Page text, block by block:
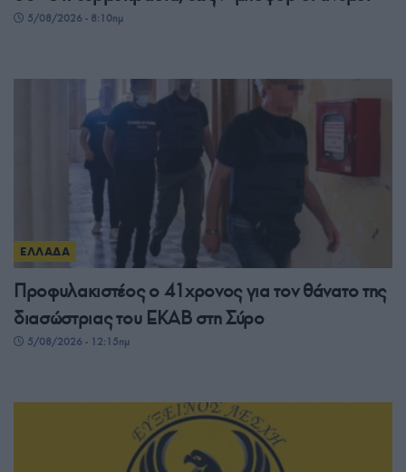
5/08/2026 - 8:10πμ
ΕΛΛΑΔΑ
Προφυλακιστέος ο 41χρονος για τον θάνατο της
διασώστριας του ΕΚΑΒ στη Σύρο
5/08/2026 - 12:15πμ